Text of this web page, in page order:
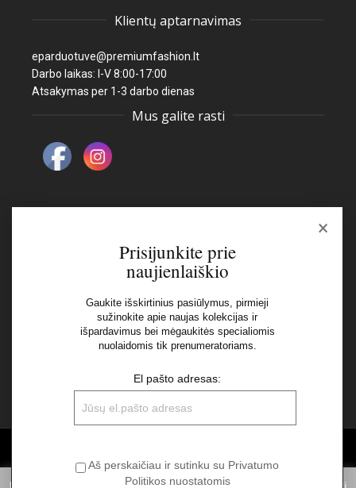
Klientų aptarnavimas
eparduotuve@premiumfashion.lt
Darbo laikas: I-V 8:00-17:00
Atsakymas per 1-3 darbo dienas
Mus galite rasti
Naujienlaiškis
Aš perskaičiau ir sutinku su Privatumo Politikos
×
Prisijunkite prie
naujienlaiškio
Gaukite išskirtinius pasiūlymus, pirmieji
sužinokite apie naujas kolekcijas ir
išpardavimus bei mėgaukitės specialiomis
nuolaidomis tik prenumeratoriams.
El pašto adresas:
Aš perskaičiau ir sutinku su Privatumo
Politikos nuostatomis